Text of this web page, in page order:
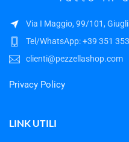
Via I Maggio, 99/101,
Tel/WhatsApp: +39 351
clienti@pezzellashop.com
Privacy Policy
LINK UTILI